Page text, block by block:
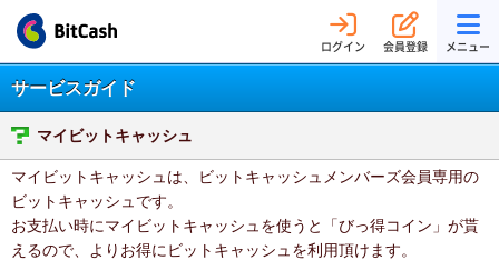
ログイン 会員登録 メニュー
サービスガイド
マイビットキャッシュ
マイビットキャッシュは、ビットキャッシュメンバーズ会員専用の
ビットキャッシュです。
お支払い時にマイビットキャッシュを使うと「びっ得コイン」が貰
えるので、よりお得にビットキャッシュを利用頂けます。